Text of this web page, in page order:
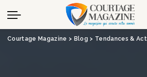
Panneau de gestion des cookies
Courtage Magazine > Blog > Tendances &